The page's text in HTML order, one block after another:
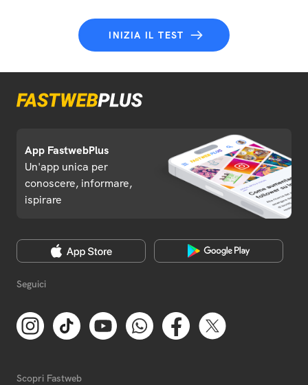
INIZIA IL TEST
App FastwebPlus
Un'app unica per
conoscere, informare,
ispirare
Seguici
Scopri Fastweb